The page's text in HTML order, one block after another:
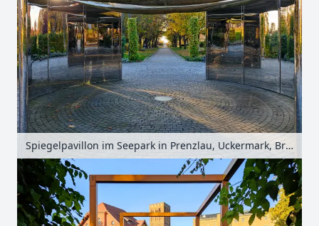
Spiegelpavillon im Seepark in Prenzlau, Uckermark, Brandenburg, Deutschland